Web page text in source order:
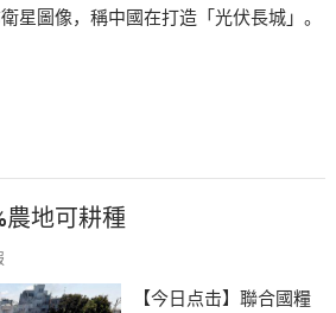
星圖像，稱中國在打造「光伏長城」。
農地可耕種
【今日点击】聯合國糧